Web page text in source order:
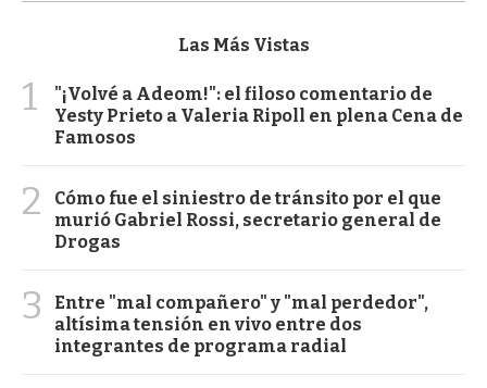
Las Más Vistas
1
"¡Volvé a Adeom!": el filoso comentario de
Yesty Prieto a Valeria Ripoll en plena Cena de
Famosos
2
Cómo fue el siniestro de tránsito por el que
murió Gabriel Rossi, secretario general de
Drogas
3
Entre "mal compañero" y "mal perdedor",
altísima tensión en vivo entre dos
integrantes de programa radial